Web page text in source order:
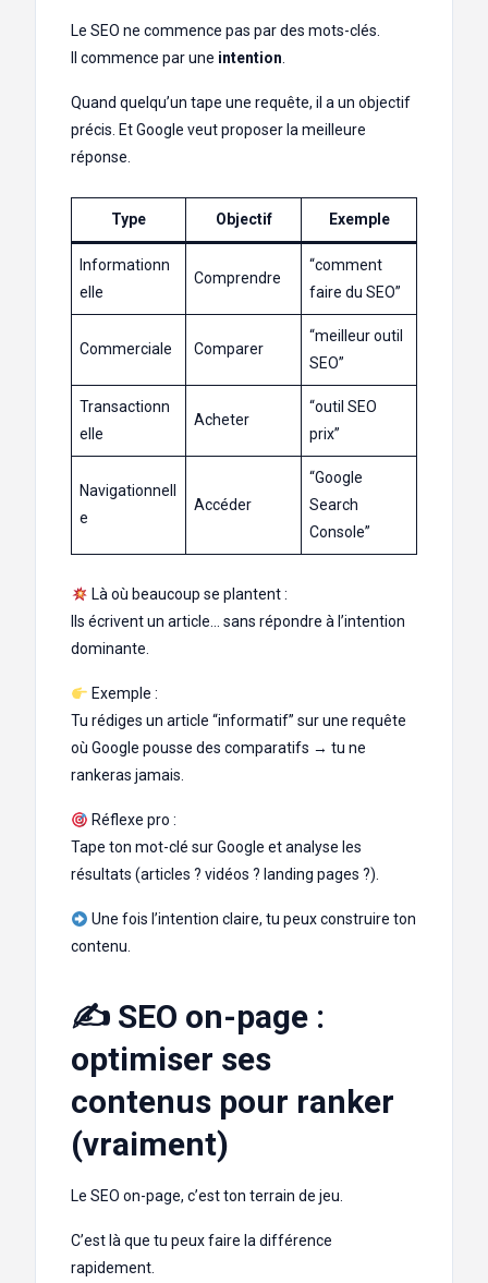
Le SEO ne commence pas par des mots-clés.
Il commence par une intention.
Quand quelqu’un tape une requête, il a un objectif
précis. Et Google veut proposer la meilleure
réponse.
Type Objectif Exemple
Informationn
elle
Comprendre
“comment
faire du SEO”
Commerciale Comparer
“meilleur outil
SEO”
Transactionn
elle
Acheter
“outil SEO
prix”
Navigationnell
e
Accéder
“Google
Search
Console”
Là où beaucoup se plantent :
Ils écrivent un article… sans répondre à l’intention
dominante.
Exemple :
Tu rédiges un article “informatif” sur une requête
où Google pousse des comparatifs → tu ne
rankeras jamais.
Réflexe pro :
Tape ton mot-clé sur Google et analyse les
résultats (articles ? vidéos ? landing pages ?).
Une fois l’intention claire, tu peux construire ton
contenu.
✍️ SEO on-page :
optimiser ses
contenus pour ranker
(vraiment)
Le SEO on-page, c’est ton terrain de jeu.
C’est là que tu peux faire la différence
rapidement.